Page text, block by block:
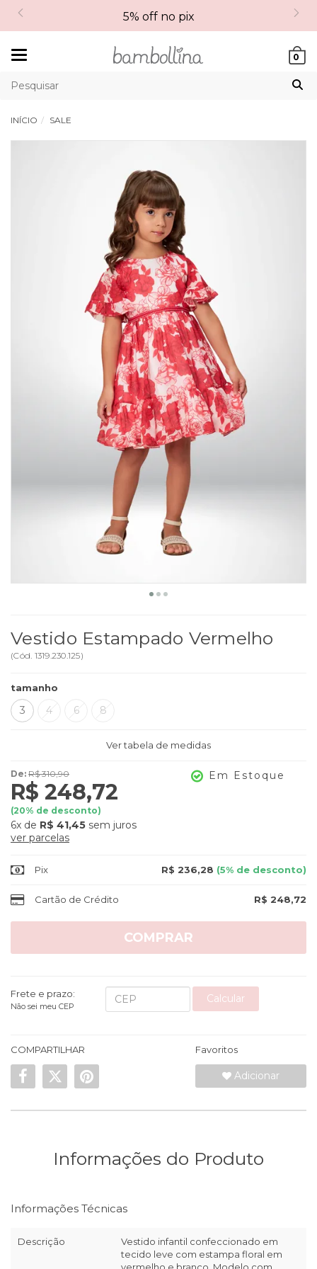
5% off no pix
0
INÍCIO SALE
Vestido Estampado Vermelho
(Cód. 1319.230.125)
tamanho
3 4 6 8
Ver tabela de medidas
De: R$ 310,90
R$ 248,72
(20% de desconto)
6x de R$ 41,45 sem juros
ver parcelas
Em Estoque
Pix R$ 236,28 (5% de desconto)
Cartão de Crédito R$ 248,72
COMPRAR
Frete e prazo:
Não sei meu CEP
Calcular
COMPARTILHAR Favoritos
Adicionar
Informações do Produto
Informações Técnicas
Descrição
Vestido infantil confeccionado em
tecido leve com estampa floral em